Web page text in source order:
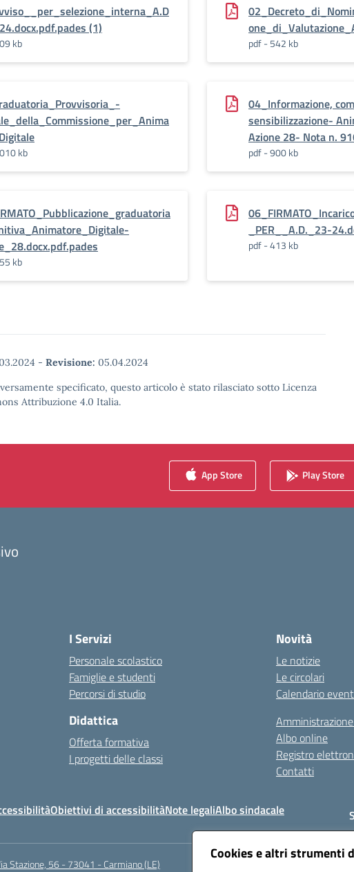
Cookies e altri strumenti
(1)
kb pdf - 542 kb
kb
04_Informazione,
sensibilizzazione-
Azione 28- Nota n.
pdf - 900 kb
kb
_PER__A.D._23-
pdf - 413 kb
- Revisione: 05.04.2024
specificato, questo articolo è stato rilasciato sotto Licenza
Attribuzione 4.0 Italia.
App Store Play Store
I Servizi
Personale scolastico
Famiglie e studenti
Percorsi di studio
Didattica
Offerta formativa
I progetti delle classi
Novità
Le notizie
Le circolari
Calendario
Albo online
Registro
Contatti
Obiettivi di accessibilitàNote legaliAlbo sindacale
Stazione, 56 - 73041 - Carmiano (LE)